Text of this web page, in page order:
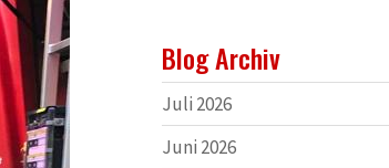
Blog Archiv
Juli 2026
Juni 2026